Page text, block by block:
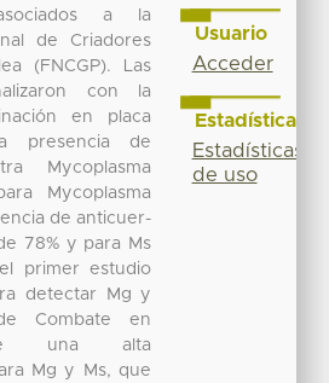
a la
de Criadores
(FNCGP). Las
con la
en placa
presencia de
Mycoplasma
Mycoplasma
de anticuer-
78% y para Ms
primer estudio
detectar Mg y
Combate en
una alta
Mg y Ms, que
Usuario
Acceder
Estadísticas
Estadísticas
de uso